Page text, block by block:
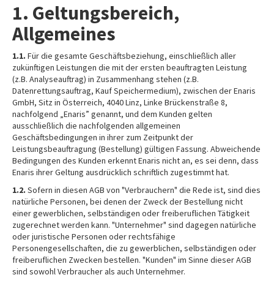
1. Geltungsbereich,
Allgemeines
1.1. Für die gesamte Geschäftsbeziehung, einschließlich aller
zukünftigen Leistungen die mit der ersten beauftragten Leistung
(z.B. Analyseauftrag) in Zusammenhang stehen (z.B.
Datenrettungsauftrag, Kauf Speichermedium), zwischen der Enaris
GmbH, Sitz in Österreich, 4040 Linz, Linke Brückenstraße 8,
nachfolgend „Enaris” genannt, und dem Kunden gelten
ausschließlich die nachfolgenden allgemeinen
Geschäftsbedingungen in ihrer zum Zeitpunkt der
Leistungsbeauftragung (Bestellung) gültigen Fassung. Abweichende
Bedingungen des Kunden erkennt Enaris nicht an, es sei denn, dass
Enaris ihrer Geltung ausdrücklich schriftlich zugestimmt hat.
1.2. Sofern in diesen AGB von "Verbrauchern" die Rede ist, sind dies
natürliche Personen, bei denen der Zweck der Bestellung nicht
einer gewerblichen, selbständigen oder freiberuflichen Tätigkeit
zugerechnet werden kann. "Unternehmer" sind dagegen natürliche
oder juristische Personen oder rechtsfähige
Personengesellschaften, die zu gewerblichen, selbständigen oder
freiberuflichen Zwecken bestellen. "Kunden" im Sinne dieser AGB
sind sowohl Verbraucher als auch Unternehmer.